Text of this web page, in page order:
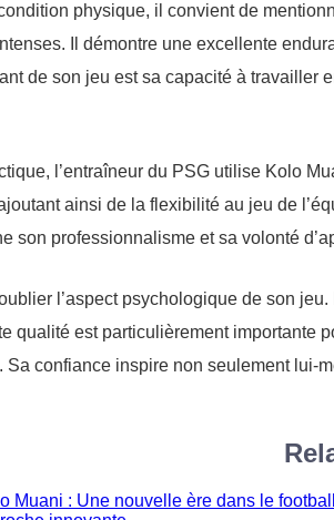
physique, il convient de
Il démontre une excellente
de son jeu est sa capacité à travailler
l’entraîneur du PSG utilise Kolo
ainsi de la flexibilité au jeu de
son professionnalisme et sa volonté
oublier l’aspect psychologique de son
qualité est particulièrement importante
Sa confiance inspire non seulement lui-